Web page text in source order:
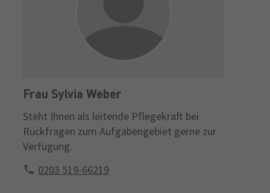
Frau Sylvia Weber
Steht Ihnen als leitende Pflegekraft bei
Rückfragen zum Aufgabengebiet gerne zur
Verfügung.
0203 519-66219